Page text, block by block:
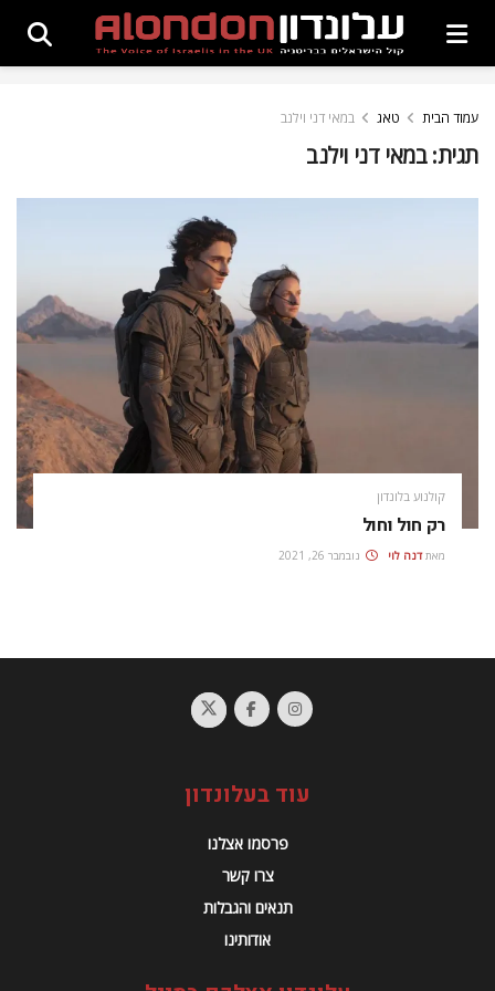
עמוד הבית טאג במאי דני וילנב
תגית:במאי דני וילנב
קולנוע בלונדון
רק חול וחול
מאת דנה לוי נובמבר 26, 2021
עוד בעלונדון
פרסמו אצלנו
צרו קשר
תנאים והגבלות
אודותינו